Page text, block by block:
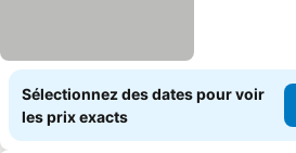
Sélectionnez des dates pour voir
les prix exacts